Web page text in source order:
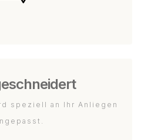
speziell an Ihr Anliegen